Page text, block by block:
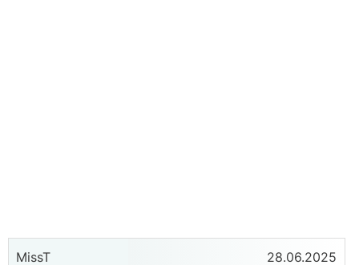
MissT 28.06.2025